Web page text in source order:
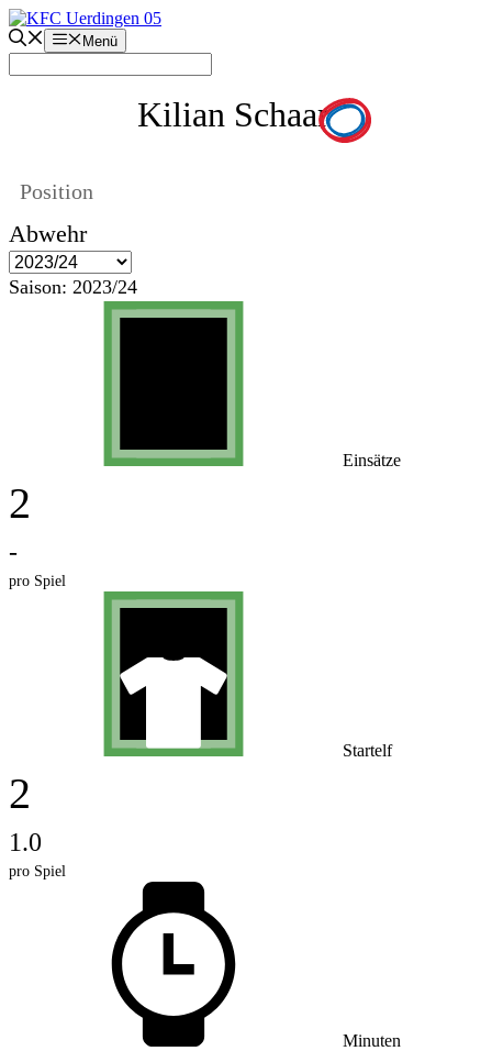
Zum
Inhalt
springen
Menü
Kilian Schaar
Position
Abwehr
Saison: 2023/24
Einsätze
2
-
pro Spiel
Startelf
2
1.0
pro Spiel
Minuten